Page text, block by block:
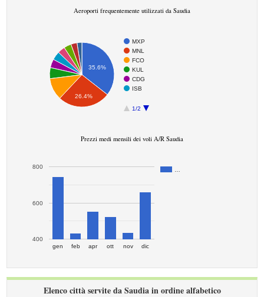
Aeroporti frequentemente utilizzati da Saudia
MXP
MNL
FCO
KUL
CDG
ISB
1/2
35.6%
26.4%
Prezzi medi mensili dei voli A/R Saudia
gen feb apr ott nov dic
400
600
800
Elenco città servite da Saudia in ordine alfabetico